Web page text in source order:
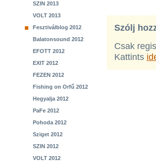
SZIN 2013
VOLT 2013
Fesztiválblog 2012
Balatonsound 2012
EFOTT 2012
EXIT 2012
FEZEN 2012
Fishing on Orfű 2012
Hegyalja 2012
PaFe 2012
Pohoda 2012
Sziget 2012
SZIN 2012
VOLT 2012
Szólj
Csak
Kattints